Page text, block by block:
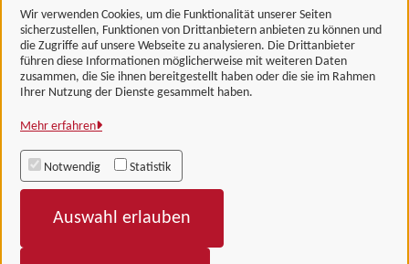
Wir verwenden Cookies, um die Funktionalität unserer Seiten
sicherzustellen, Funktionen von Drittanbietern anbieten zu können und
die Zugriffe auf unsere Webseite zu analysieren. Die Drittanbieter
führen diese Informationen möglicherweise mit weiteren Daten
zusammen, die Sie ihnen bereitgestellt haben oder die sie im Rahmen
Ihrer Nutzung der Dienste gesammelt haben.
Mehr erfahren
Notwendig Statistik
Auswahl erlauben
Landkreis Göttingen
Alle Rechte vorbehalten